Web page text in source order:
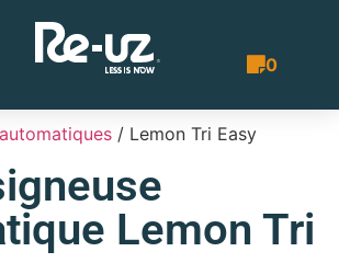
0
Bon de
/ Lemon Tri Easy
Lemon Tri